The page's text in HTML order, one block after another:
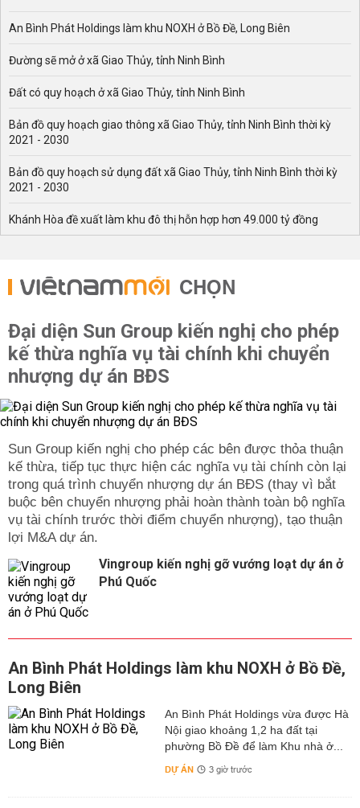
An Bình Phát Holdings làm khu NOXH ở Bồ Đề, Long Biên
Đường sẽ mở ở xã Giao Thủy, tỉnh Ninh Bình
Đất có quy hoạch ở xã Giao Thủy, tỉnh Ninh Bình
Bản đồ quy hoạch giao thông xã Giao Thủy, tỉnh Ninh Bình thời kỳ
2021 - 2030
Bản đồ quy hoạch sử dụng đất xã Giao Thủy, tỉnh Ninh Bình thời kỳ
2021 - 2030
Khánh Hòa đề xuất làm khu đô thị hỗn hợp hơn 49.000 tỷ đồng
CHỌN
Đại diện Sun Group kiến nghị cho phép
kế thừa nghĩa vụ tài chính khi chuyển
nhượng dự án BĐS
Sun Group kiến nghị cho phép các bên được thỏa thuận
kế thừa, tiếp tục thực hiện các nghĩa vụ tài chính còn lại
trong quá trình chuyển nhượng dự án BĐS (thay vì bắt
buộc bên chuyển nhượng phải hoàn thành toàn bộ nghĩa
vụ tài chính trước thời điểm chuyển nhượng), tạo thuận
lợi M&A dự án.
Vingroup kiến nghị gỡ vướng loạt dự án ở
Phú Quốc
An Bình Phát Holdings làm khu NOXH ở Bồ Đề,
Long Biên
An Bình Phát Holdings vừa được Hà
Nội giao khoảng 1,2 ha đất tại
phường Bồ Đề để làm Khu nhà ở...
DỰ ÁN 3 giờ trước